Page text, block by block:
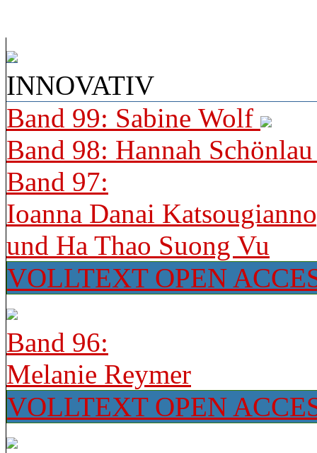
INNOVATIV
Band 99: Sabine Wolf
Band 98: Hannah
Band 97:
Ioanna Danai
und Ha Thao Suong Vu
VOLLTEXT OPEN
Band 96:
Melanie Reymer
VOLLTEXT OPEN